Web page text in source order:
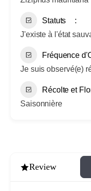
Statuts
J'existe à l'état
Fréquence
Je suis observé(e)
Récolte et
Saisonnière
Review